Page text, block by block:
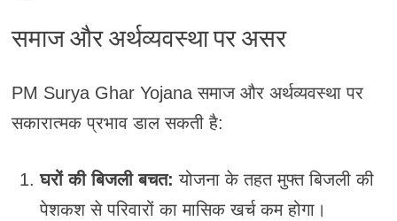
समाज और अर्थव्यवस्था पर असर
PM Surya Ghar Yojana समाज और अर्थव्यवस्था पर
सकारात्मक प्रभाव डाल सकती है:
घरों की बिजली बचत: योजना के तहत मुफ्त बिजली की
पेशकश से परिवारों का मासिक खर्च कम होगा।